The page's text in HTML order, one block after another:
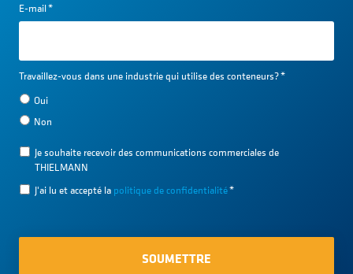
E-mail*
Travaillez-vous dans une industrie qui utilise des conteneurs?*
Oui
Non
Je souhaite recevoir des communications commerciales de
THIELMANN
J'ai lu et accepté la politique de confidentialité*